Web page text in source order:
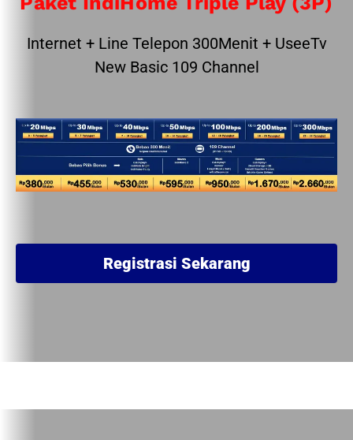
Internet + Line Telepon 300Menit + UseeTv
New Basic 109 Channel
Registrasi Sekarang